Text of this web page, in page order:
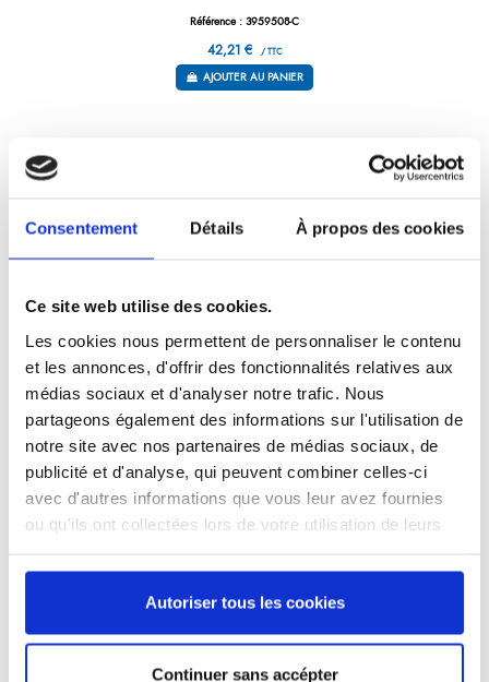
Consentement Détails À propos des cookies
Ce site web utilise des cookies.
Les cookies nous permettent de personnaliser le contenu
et les annonces, d'offrir des fonctionnalités relatives aux
médias sociaux et d'analyser notre trafic. Nous
partageons également des informations sur l'utilisation de
notre site avec nos partenaires de médias sociaux, de
publicité et d'analyse, qui peuvent combiner celles-ci
avec d'autres informations que vous leur avez fournies
ou qu'ils ont collectées lors de votre utilisation de leurs
Autoriser tous les cookies
Continuer sans accépter
Référence : 3959508-C
42,21 € / TTC
AJOUTER AU PANIER
LOUCHE Ø 70 MM EMPIRE CAFÉ
Référence : 3959616-C
50,04 €/ TTC
AJOUTER AU PANIER